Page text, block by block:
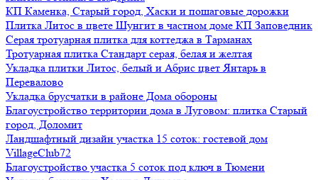
КП Каменка, Старый город, Хаски и пошаговые дорожки
Плитка Литос в цвете Шунгит в частном доме КП Заповедник
Серая тротуарная плитка для коттеджа в Тарманах
Тротуарная плитка Стандарт серая, белая и желтая
Укладка плитки Литос, белый и Абрис цвет Янтарь в
Перевалово
Укладка брусчатки в районе Дома обороны
Благоустройство территории дома в Луговом: плитка Старый
город, Доломит
Ландшафтный дизайн участка 15 соток: гостевой дом
VillageClub72
Благоустройство участка 5 соток под ключ в Тюмени